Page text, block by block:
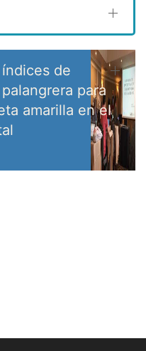
de
para
amarilla en el